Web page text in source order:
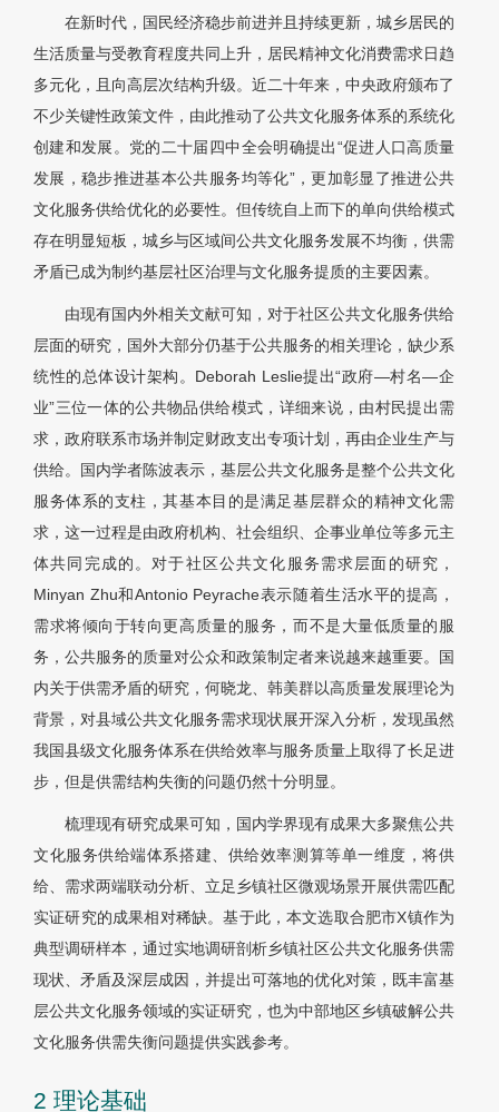
在新时代，国民经济稳步前进并且持续更新，城乡居民的
生活质量与受教育程度共同上升，居民精神文化消费需求日趋
多元化，且向高层次结构升级。近二十年来，中央政府颁布了
不少关键性政策文件，由此推动了公共文化服务体系的系统化
创建和发展。党的二十届四中全会明确提出“促进人口高质量
发展，稳步推进基本公共服务均等化”，更加彰显了推进公共
文化服务供给优化的必要性。但传统自上而下的单向供给模式
存在明显短板，城乡与区域间公共文化服务发展不均衡，供需
矛盾已成为制约基层社区治理与文化服务提质的主要因素。
由现有国内外相关文献可知，对于社区公共文化服务供给
层面的研究，国外大部分仍基于公共服务的相关理论，缺少系
统性的总体设计架构。Deborah Leslie提出“政府—村名—企
业”三位一体的公共物品供给模式，详细来说，由村民提出需
求，政府联系市场并制定财政支出专项计划，再由企业生产与
供给。国内学者陈波表示，基层公共文化服务是整个公共文化
服务体系的支柱，其基本目的是满足基层群众的精神文化需
求，这一过程是由政府机构、社会组织、企事业单位等多元主
体共同完成的。对于社区公共文化服务需求层面的研究，
Minyan Zhu和Antonio Peyrache表示随着生活水平的提高，
需求将倾向于转向更高质量的服务，而不是大量低质量的服
务，公共服务的质量对公众和政策制定者来说越来越重要。国
内关于供需矛盾的研究，何晓龙、韩美群以高质量发展理论为
背景，对县域公共文化服务需求现状展开深入分析，发现虽然
我国县级文化服务体系在供给效率与服务质量上取得了长足进
步，但是供需结构失衡的问题仍然十分明显。
梳理现有研究成果可知，国内学界现有成果大多聚焦公共
文化服务供给端体系搭建、供给效率测算等单一维度，将供
给、需求两端联动分析、立足乡镇社区微观场景开展供需匹配
实证研究的成果相对稀缺。基于此，本文选取合肥市X镇作为
典型调研样本，通过实地调研剖析乡镇社区公共文化服务供需
现状、矛盾及深层成因，并提出可落地的优化对策，既丰富基
层公共文化服务领域的实证研究，也为中部地区乡镇破解公共
文化服务供需失衡问题提供实践参考。
2 理论基础